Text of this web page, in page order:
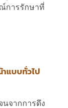
การรักษาที่
าแบบทั่วไป
นจากการดึง